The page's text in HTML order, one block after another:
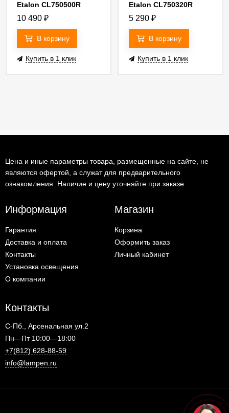
Etalon CL750500R
10 490 ₽
В корзину
Купить в 1 клик
Etalon CL750320R
5 290 ₽
В корзину
Купить в 1 клик
Цена и иные параметры товара, размещенные на сайте, не
являются офертой, а служат для предварительного
ознакомления. Наличие и цену уточняйте при заказе.
Информация
Гарантия
Доставка и оплата
Контакты
Установка освещения
О компании
Магазин
Корзина
Оформить заказ
Личный кабинет
Контакты
С-Пб., Арсенальная ул.2
Пн—Пт 10:00—18:00
+7(812) 628-88-59
info@lampen.ru